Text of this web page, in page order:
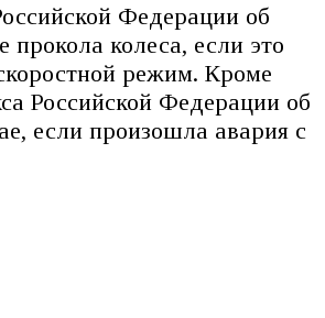
Федерации об
колеса, если это
режим. Кроме
Российской Федерации об
если произошла авария с